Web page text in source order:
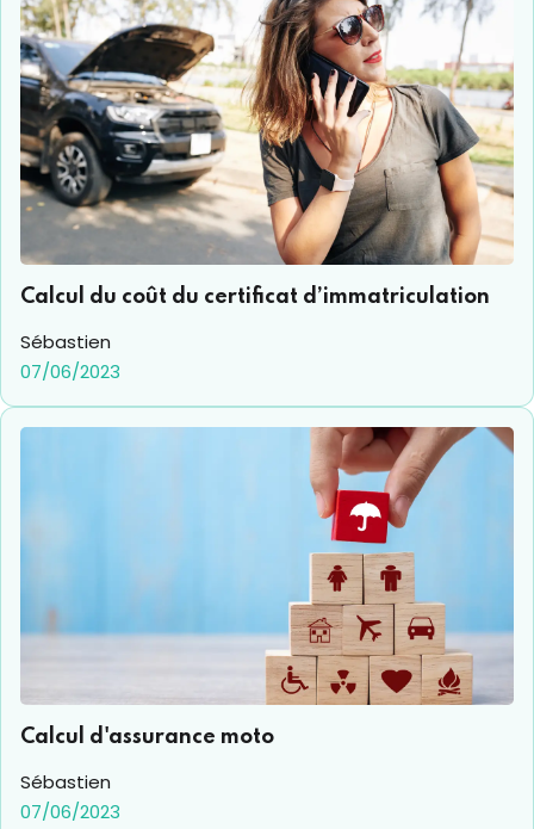
Calcul du coût du certificat d’immatriculation
Sébastien
07/06/2023
Calcul d'assurance moto
Sébastien
07/06/2023